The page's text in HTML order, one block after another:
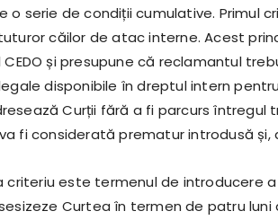
o serie de condiții cumulative. Primul
căilor de atac interne. Acest
CEDO și presupune că reclamantul
disponibile în dreptul intern
Curții fără a fi parcurs întregul
fi considerată prematur introdusă și,
criteriu este termenul de introducere
Curtea în termen de patru